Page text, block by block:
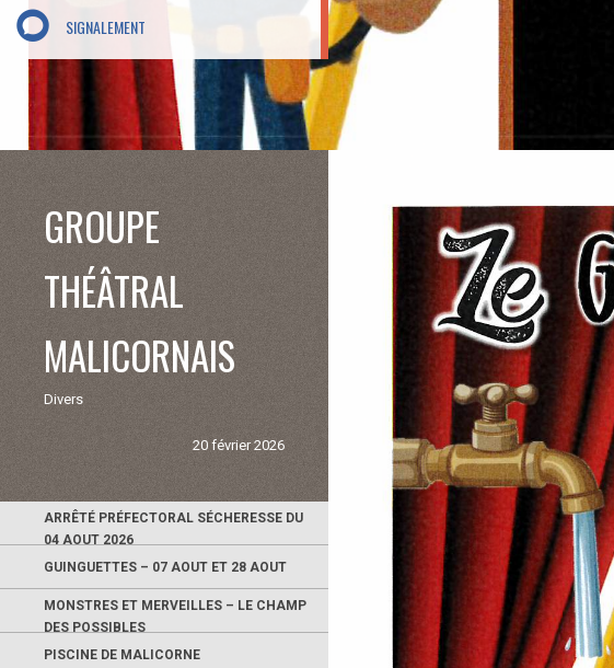
SIGNALEMENT
GROUPE
THÉÂTRAL
MALICORNAIS
Divers
20 février 2026
ARRÊTÉ PRÉFECTORAL SÉCHERESSE DU
04 AOUT 2026
GUINGUETTES – 07 AOUT ET 28 AOUT
MONSTRES ET MERVEILLES – LE CHAMP
DES POSSIBLES
PISCINE DE MALICORNE